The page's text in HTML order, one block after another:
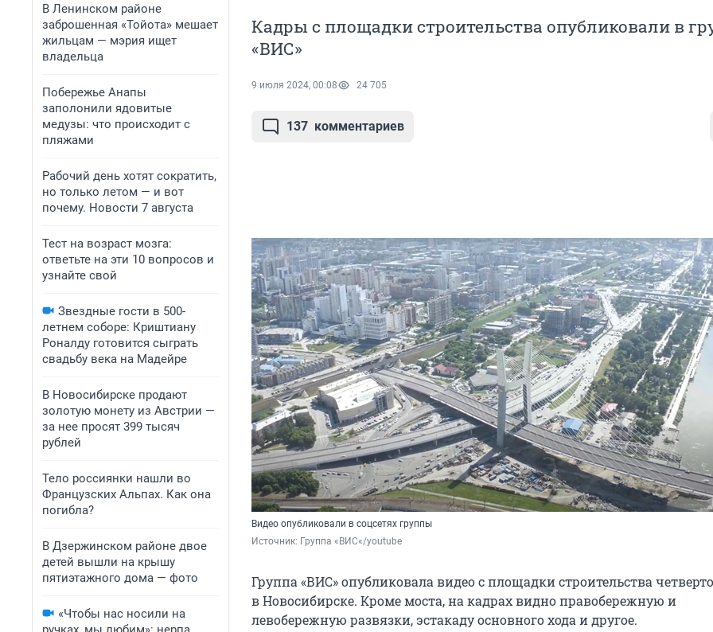
В Ленинском районе
заброшенная «Тойота» мешает
жильцам — мэрия ищет
владельца
Побережье Анапы
заполонили ядовитые
медузы: что происходит с
пляжами
Рабочий день хотят сократить,
но только летом — и вот
почему. Новости 7 августа
Тест на возраст мозга:
ответьте на эти 10 вопросов и
узнайте свой
Звездные гости в 500-
летнем соборе: Криштиану
Роналду готовится сыграть
свадьбу века на Мадейре
В Новосибирске продают
золотую монету из Австрии —
за нее просят 399 тысяч
рублей
Тело россиянки нашли во
Французских Альпах. Как она
погибла?
В Дзержинском районе двое
детей вышли на крышу
пятиэтажного дома — фото
«Чтобы нас носили на
Кадры с площадки строительства опубликовали в
«ВИС»
9 июля 2024, 00:08 24 705
137 комментариев
Видео опубликовали в соцсетях группы
Источник: Группа «ВИС«/youtube
Группа «ВИС» опубликовала видео с площадки строительства
в Новосибирске. Кроме моста, на кадрах видно правобережную и
левобережную развязки, эстакаду основного хода и другое.